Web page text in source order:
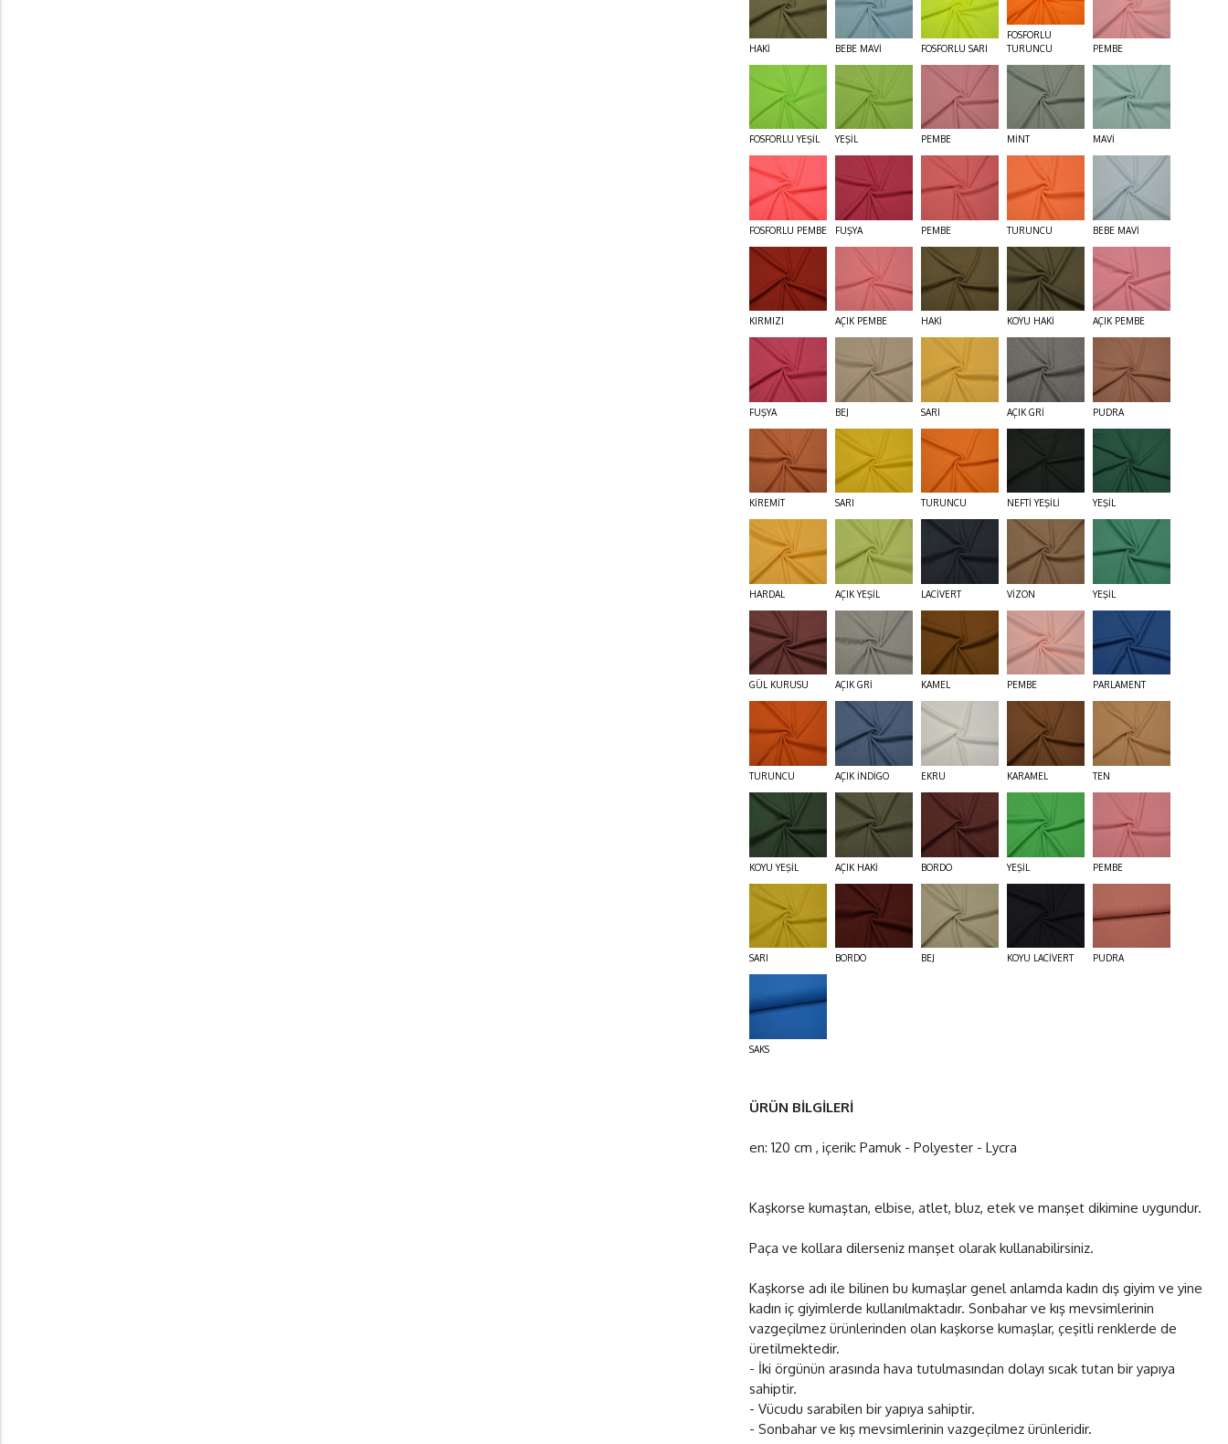
HAKİ BEBE MAVİ FOSFORLU SARI
FOSFORLU
TURUNCU
PEMBE
FOSFORLU YEŞİL YEŞİL PEMBE MİNT MAVİ
FOSFORLU PEMBE FUŞYA PEMBE TURUNCU BEBE MAVİ
KIRMIZI AÇIK PEMBE HAKİ KOYU HAKİ AÇIK PEMBE
FUŞYA BEJ SARI AÇIK GRİ PUDRA
KİREMİT SARI TURUNCU NEFTİ YEŞİLİ YEŞİL
HARDAL AÇIK YEŞİL LACİVERT VİZON YEŞİL
GÜL KURUSU AÇIK GRİ KAMEL PEMBE PARLAMENT
TURUNCU AÇIK İNDİGO EKRU KARAMEL TEN
KOYU YEŞİL AÇIK HAKİ BORDO YEŞİL PEMBE
SARI BORDO BEJ KOYU LACİVERT PUDRA
SAKS
ÜRÜN BİLGİLERİ
en: 120 cm , içerik: Pamuk - Polyester - Lycra
Kaşkorse kumaştan, elbise, atlet, bluz, etek ve manşet dikimine uygundur.
Paça ve kollara dilerseniz manşet olarak kullanabilirsiniz.
Kaşkorse adı ile bilinen bu kumaşlar genel anlamda kadın dış giyim ve yine
kadın iç giyimlerde kullanılmaktadır. Sonbahar ve kış mevsimlerinin
vazgeçilmez ürünlerinden olan kaşkorse kumaşlar, çeşitli renklerde de
üretilmektedir.
- İki örgünün arasında hava tutulmasından dolayı sıcak tutan bir yapıya
sahiptir.
- Vücudu sarabilen bir yapıya sahiptir.
- Sonbahar ve kış mevsimlerinin vazgeçilmez ürünleridir.